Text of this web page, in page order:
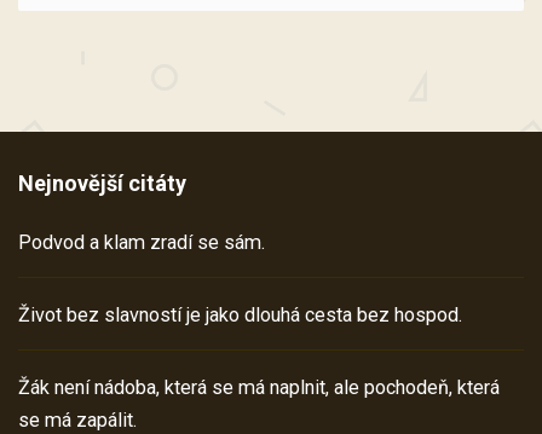
Nejnovější citáty
Podvod a klam zradí se sám.
Život bez slavností je jako dlouhá cesta bez hospod.
Žák není nádoba, která se má naplnit, ale pochodeň, která
se má zapálit.